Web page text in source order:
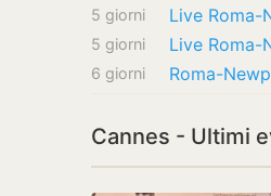
5 giorni Live
5 giorni Live
6 giorni
Cannes - Ultimi